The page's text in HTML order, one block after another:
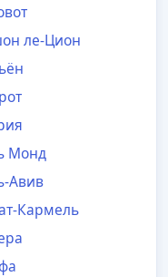
ле-Цион
Мoнд
Авив
Кармель